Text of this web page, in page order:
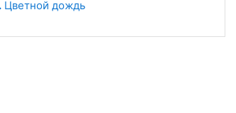
Цветной дождь